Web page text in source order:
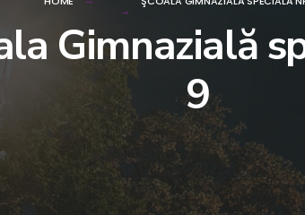
Gimnazială
9